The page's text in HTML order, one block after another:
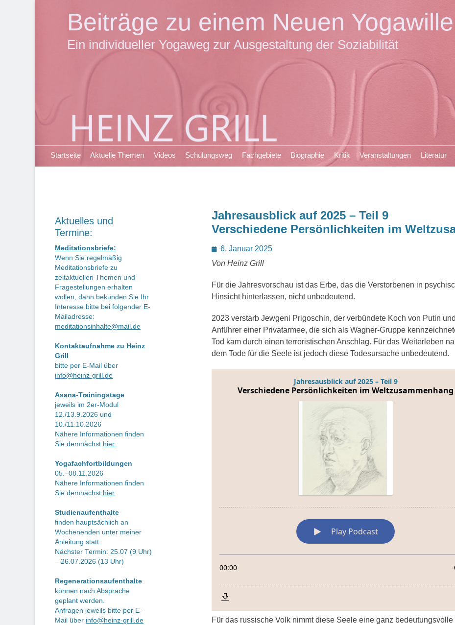
Beiträge zu einem Neuen
Ein individueller Yogaweg zur Ausgestaltung der Soziabilität
Primäres Menü
ZumStartseite Aktuelle Themen Videos Schulungsweg Fachgebiete Biographie Kritik Veranstaltungen Literatur
Jahresausblick auf 2025 – Teil 9
Verschiedene Persönlichkeiten im
Posted
on
6. Januar 2025
Von Heinz Grill
Für die Jahresvorschau ist das Erbe, das die Verstorbenen in
Hinsicht hinterlassen, nicht unbedeutend.
2023 verstarb Jewgeni Prigoschin, der verbündete Koch von Putin
Anführer einer Privatarmee, die sich als Wagner-Gruppe
Tod kam durch einen terroristischen Anschlag. Für das Weiterleben
dem Tode für die Seele ist jedoch diese Todesursache unbedeutend.
Für das russische Volk nimmt diese Seele eine ganz
Aktuelles und
Termine:
Meditationsbriefe:
Wenn Sie regelmäßig
Meditationsbriefe zu
zeitaktuellen Themen und
Fragestellungen erhalten
wollen, dann bekunden Sie Ihr
Interesse bitte bei folgender E-
Mailadresse:
meditationsinhalte@mail.de
Kontaktaufnahme zu Heinz
Grill
bitte per E-Mail über
info@heinz-grill.de
Asana-Trainingstage
jeweils im 2er-Modul
12./13.9.2026 und
10./11.10.2026
Nähere Informationen finden
Sie demnächst hier.
Yogafachfortbildungen
05.–08.11.2026
Nähere Informationen finden
Sie demnächst hier
Studienaufenthalte
finden hauptsächlich an
Wochenenden unter meiner
Anleitung statt.
Nächster Termin: 25.07 (9 Uhr)
– 26.07.2026 (13 Uhr)
Regenerationsaufenthalte
können nach Absprache
geplant werden.
Anfragen jeweils bitte per E-
Mail über info@heinz-grill.de